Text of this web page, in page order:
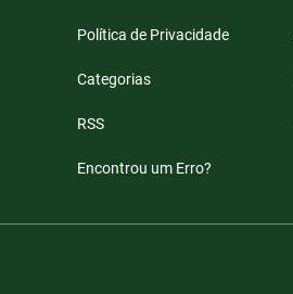
Política de Privacidade
Categorias
RSS
Encontrou um Erro?